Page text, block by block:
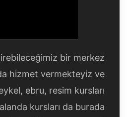
bir merkez
hizmet vermekteyiz ve
ebru, resim kursları
kursları da burada